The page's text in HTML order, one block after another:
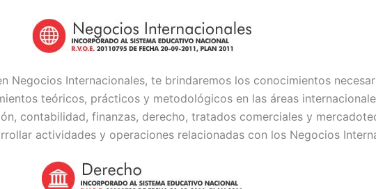
Negocios Internacionales, te brindaremos los conocimientos
teóricos, prácticos y metodológicos en las áreas
contabilidad, finanzas, derecho, tratados comerciales y
actividades y operaciones relacionadas con los Negocios